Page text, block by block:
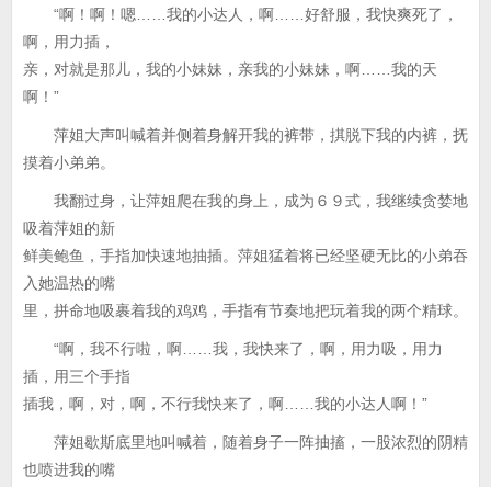
“啊！啊！嗯……我的小达人，啊……好舒服，我快爽死了，
啊，用力插，
亲，对就是那儿，我的小妹妹，亲我的小妹妹，啊……我的天
啊！”
萍姐大声叫喊着并侧着身解开我的裤带，掑脱下我的内裤，抚
摸着小弟弟。
我翻过身，让萍姐爬在我的身上，成为６９式，我继续贪婪地
吸着萍姐的新
鲜美鲍鱼，手指加快速地抽插。萍姐猛着将已经坚硬无比的小弟吞
入她温热的嘴
里，拼命地吸裹着我的鸡鸡，手指有节奏地把玩着我的两个精球。
“啊，我不行啦，啊……我，我快来了，啊，用力吸，用力
插，用三个手指
插我，啊，对，啊，不行我快来了，啊……我的小达人啊！”
萍姐歇斯底里地叫喊着，随着身子一阵抽搐，一股浓烈的阴精
也喷进我的嘴